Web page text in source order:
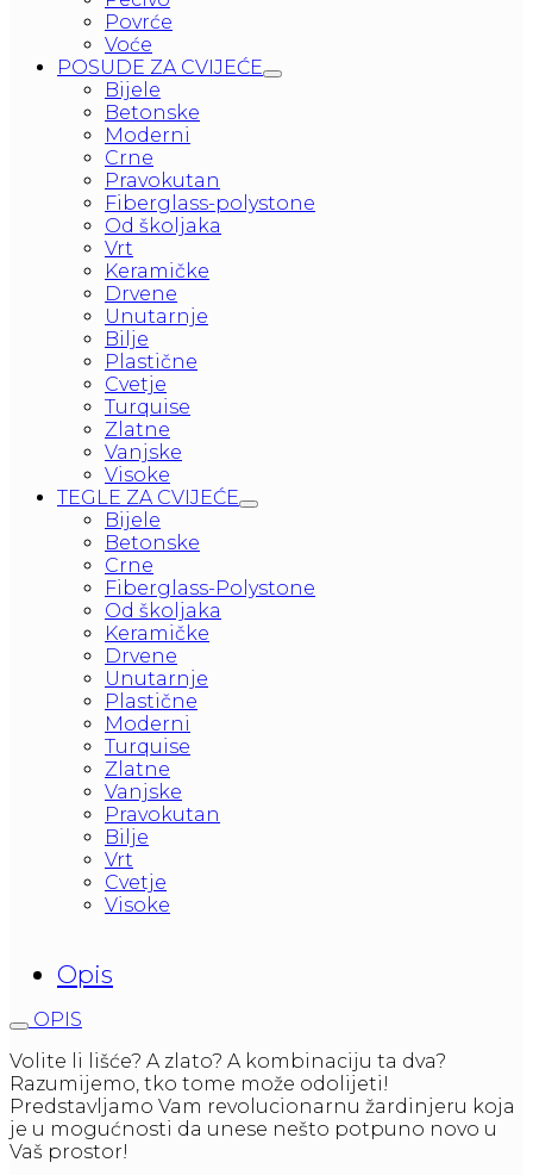
Povrće
Voće
POSUDE ZA CVIJEĆE
Bijele
Betonske
Moderni
Crne
Pravokutan
Fiberglass-polystone
Od školjaka
Vrt
Keramičke
Drvene
Unutarnje
Bilje
Plastične
Cvetje
Turquise
Zlatne
Vanjske
Visoke
TEGLE ZA CVIJEĆE
Bijele
Betonske
Crne
Fiberglass-Polystone
Od školjaka
Keramičke
Drvene
Unutarnje
Plastične
Moderni
Turquise
Zlatne
Vanjske
Pravokutan
Bilje
Vrt
Cvetje
Visoke
Opis
OPIS
Volite li lišće? A zlato? A kombinaciju ta dva?
Razumijemo, tko tome može odolijeti!
Predstavljamo Vam revolucionarnu žardinjeru koja
je u mogućnosti da unese nešto potpuno novo u
Vaš prostor!